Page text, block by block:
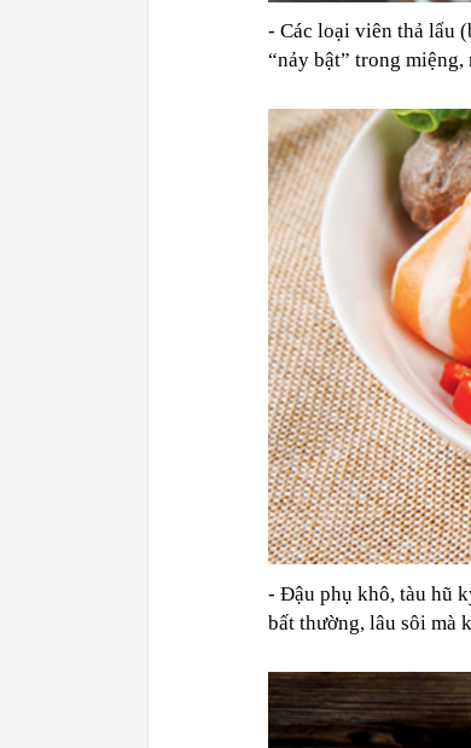
- Các loại viên thả lẩu
“nảy bật” trong miệng,
- Đậu phụ khô, tàu hũ
bất thường, lâu sôi mà